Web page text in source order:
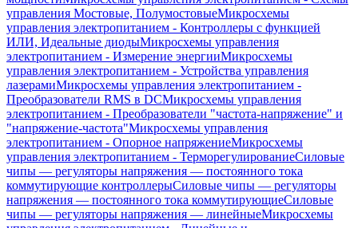
управления Мостовые, ПолумостовыеМикросхемы
управления электропитанием - Контроллеры с функцией
ИЛИ, Идеальные диодыМикросхемы управления
электропитанием - Измерение энергииМикросхемы
управления электропитанием - Устройства управления
лазерамиМикросхемы управления электропитанием -
Преобразователи RMS в DCМикросхемы управления
электропитанием - Преобразователи "частота-напряжение" и
"напряжение-частота"Микросхемы управления
электропитанием - Опорное напряжениеМикросхемы
управления электропитанием - ТерморегулированиеСиловые
чипы — регуляторы напряжения — постоянного тока
коммутирующие контроллерыСиловые чипы — регуляторы
напряжения — постоянного тока коммутирующиеСиловые
чипы — регуляторы напряжения — линейныеМикросхемы